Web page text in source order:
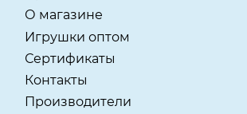
О магазине
Игрушки оптом
Сертификаты
Контакты
Производители